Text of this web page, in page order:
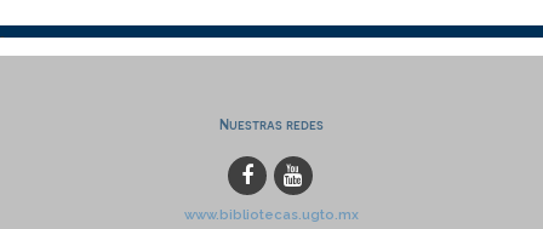
Nuestras redes
www.bibliotecas.ugto.mx